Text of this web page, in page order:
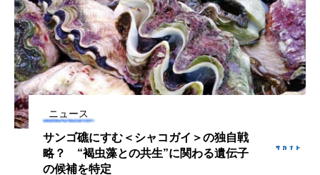
コガタペンギン コガネスズメダイ
コクチバス コクレン コチ
コトクラゲ コノシロ コバンザメ
コブシメ
コモレビクラゲ コモンイトギンポ
ニュース
サンゴ礁にすむ＜シャコガイ＞の独自戦
略？ “褐虫藻との共生”に関わる遺伝子
の候補を特定